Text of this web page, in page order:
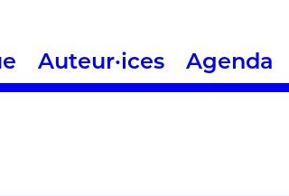
Auteur·ices Agenda